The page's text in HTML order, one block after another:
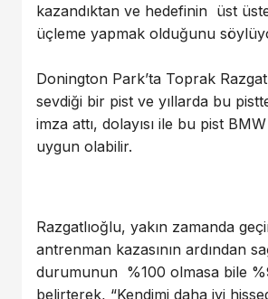
kazandıktan ve hedefinin üst
üçleme yapmak olduğunu
Donington Park’ta Toprak
sevdiği bir pist ve yıllarda bu
imza attı, dolayısı ile bu pist
uygun olabilir.
Razgatlıoğlu, yakın zamanda
antrenman kazasının ardından
durumunun %100 olmasa bile
belirterek, “Kendimi daha iyi